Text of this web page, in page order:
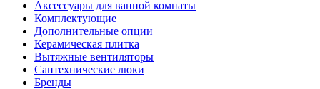
Аксессуары для ванной комнаты
Комплектующие
Дополнительные опции
Керамическая плитка
Вытяжные вентиляторы
Сантехнические люки
Бренды